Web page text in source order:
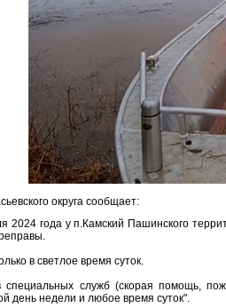
округа сообщает:
года у п.Камский Пашинского
в светлое время суток.
специальных служб (скорая помощь,
день недели и любое время суток".